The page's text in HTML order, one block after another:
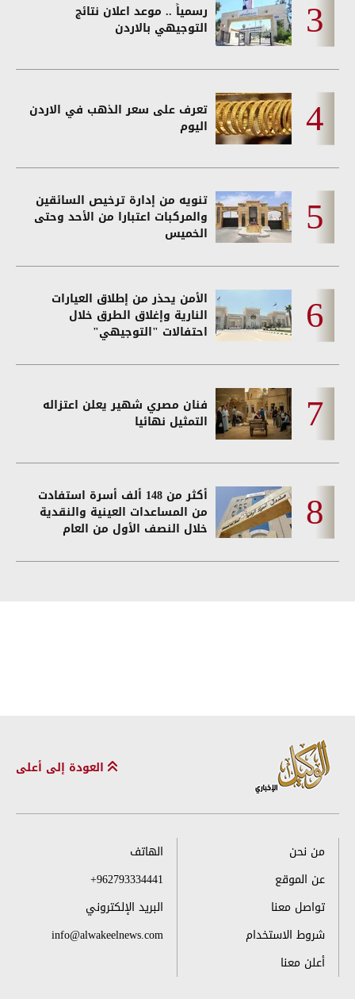
رسمياً .. موعد اعلان نتائج
التوجيهي بالاردن
تعرف على سعر الذهب في الاردن
اليوم
تنويه من إدارة ترخيص السائقين
والمركبات اعتبارا من الأحد وحتى
الخميس
الأمن يحذر من إطلاق العيارات
النارية وإغلاق الطرق خلال
احتفالات "التوجيهي"
فنان مصري شهير يعلن اعتزاله
التمثيل نهائيا
أكثر من 148 ألف أسرة استفادت
من المساعدات العينية والنقدية
خلال النصف الأول من العام
العودة إلى أعلى
من نحن
عن الموقع
تواصل معنا
شروط الاستخدام
أعلن معنا
الهاتف
+962793334441
البريد الإلكتروني
info@alwakeelnews.com